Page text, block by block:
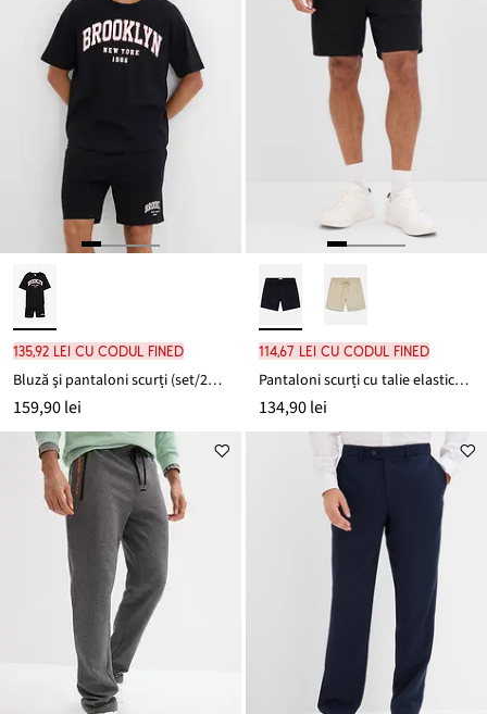
135,92 lei cu codul FINED
Bluză şi pantaloni scurți (set/2piese) din bumbac organic gros
159,90 lei
114,67 lei cu codul FINED
Pantaloni scurți cu talie elastică, Relaxed Fit
134,90 lei